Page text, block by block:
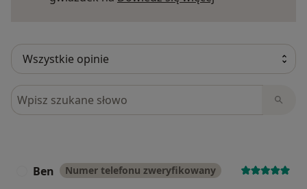
Szukaj w opiniach
Ben Numer telefonu zweryfikowany